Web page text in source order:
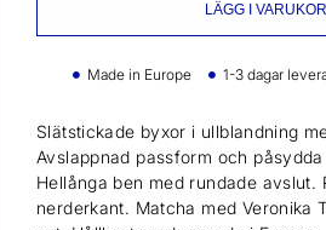
LÄGG I
Made in Europe 1-3 dagar
Slätstickade byxor i ullblandning
Avslappnad passform och
Hellånga ben med rundade avslut.
nerderkant. Matcha med Veronika